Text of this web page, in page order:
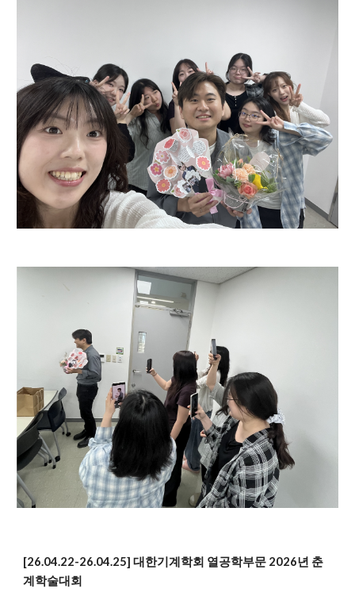
[26.04.22-26.04.25] 대한기계학회 열공학부문 2026년 춘
계학술대회